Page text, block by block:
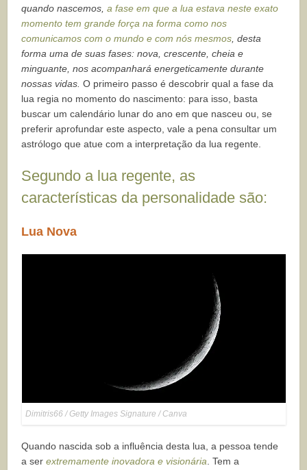
quando nascemos,a fase em que a lua estava neste exato
momento tem grande força na forma como nos
comunicamos com o mundo e com nós mesmos, desta
forma uma de suas fases: nova, crescente, cheia e
minguante, nos acompanhará energeticamente durante
nossas vidas. O primeiro passo é descobrir qual a fase da
lua regia no momento do nascimento: para isso, basta
buscar um calendário lunar do ano em que nasceu ou, se
preferir aprofundar este aspecto, vale a pena consultar um
astrólogo que atue com a interpretação da lua regente.
Segundo a lua regente, as
características da personalidade são:
Lua Nova
Dimitris66 / Getty Images Signature / Canva
Quando nascida sob a influência desta lua, a pessoa tende
a serextremamente inovadora e visionária. Tem a